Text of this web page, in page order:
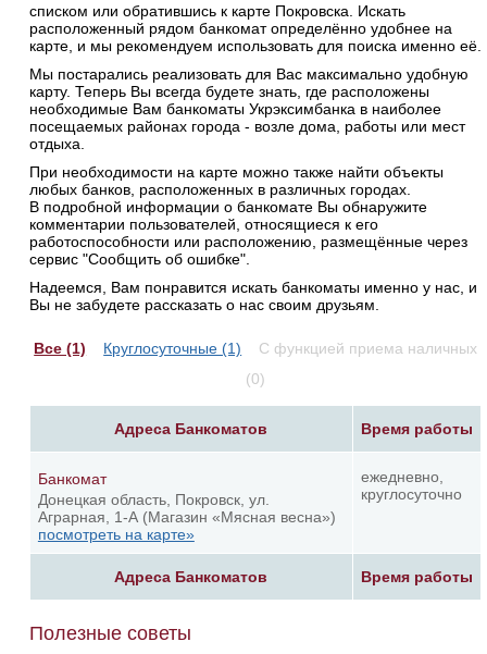
списком или обратившись к карте Покровска. Искать
расположенный рядом банкомат определённо удобнее на
карте, и мы рекомендуем использовать для поиска именно её.
Мы постарались реализовать для Вас максимально удобную
карту. Теперь Вы всегда будете знать, где расположены
необходимые Вам банкоматы Укрэксимбанка в наиболее
посещаемых районах города - возле дома, работы или мест
отдыха.
При необходимости на карте можно также найти объекты
любых банков, расположенных в различных городах.
В подробной информации о банкомате Вы обнаружите
комментарии пользователей, относящиеся к его
работоспособности или расположению, размещённые через
сервис "Сообщить об ошибке".
Надеемся, Вам понравится искать банкоматы именно у нас, и
Вы не забудете рассказать о нас своим друзьям.
Все (1) Круглосуточные (1)
С функцией приема наличных
(0)
Адреса Банкоматов Время работы
Адреса Банкоматов Время работы
Банкомат
Донецкая область, Покровск, ул.
Аграрная, 1-А (Магазин «Мясная весна»)
посмотреть на карте»
ежедневно,
круглосуточно
Полезные советы